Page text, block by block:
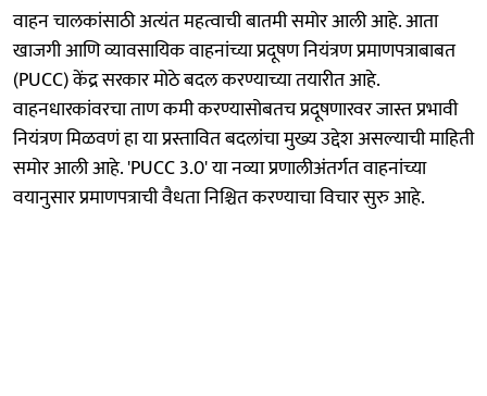
वाहन चालकांसाठी अत्यंत महत्वाची बातमी समोर आली आहे. आता
खाजगी आणि व्यावसायिक वाहनांच्या प्रदूषण नियंत्रण प्रमाणपत्राबाबत
(PUCC) केंद्र सरकार मोठे बदल करण्याच्या तयारीत आहे.
वाहनधारकांवरचा ताण कमी करण्यासोबतच प्रदूषणारवर जास्त प्रभावी
नियंत्रण मिळवणं हा या प्रस्तावित बदलांचा मुख्य उद्देश असल्याची माहिती
समोर आली आहे. 'PUCC 3.0' या नव्या प्रणालीअंतर्गत वाहनांच्या
वयानुसार प्रमाणपत्राची वैधता निश्चित करण्याचा विचार सुरु आहे.